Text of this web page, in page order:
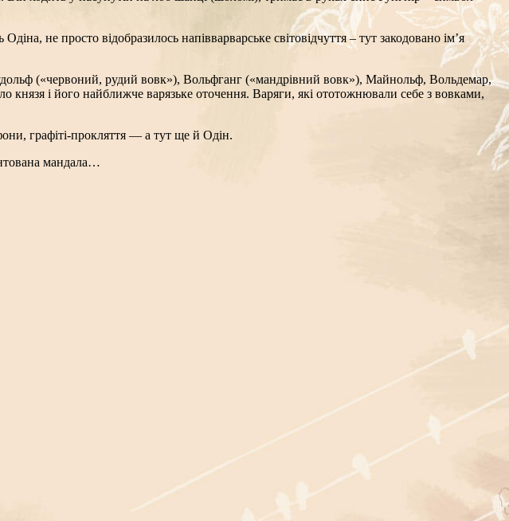
не просто відобразилось напівварварське світовідчуття – тут закодовано ім’я
(«червоний, рудий вовк»), Вольфганг («мандрівний вовк»), Майнольф, Вольдемар,
і його найближче варязьке оточення. Варяги, які ототожнювали себе з вовками,
графіті-прокляття — а тут ще й Одін.
мандала…